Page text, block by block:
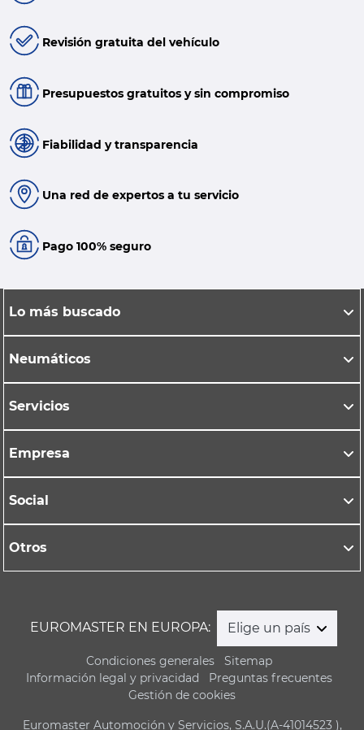
Revisión gratuita del vehículo
Presupuestos gratuitos y sin compromiso
Fiabilidad y transparencia
Una red de expertos a tu servicio
Pago 100% seguro
Lo más buscado
Neumáticos
Servicios
Empresa
Social
Otros
EUROMASTER EN EUROPA: Elige un país
Condiciones generales
Sitemap
Información legal y privacidad
Preguntas frecuentes
Gestión de cookies
Euromaster Automoción y Servicios, S.A.U.(A-41014523 ),